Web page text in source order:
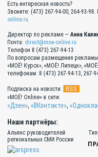
Есть интересная новость?
Звоните: (473) 267-94-00, 264-93-
online.ru
Директор по рекламе — Анна
Почта: direct@moe-online.ru
Телефон 8 (473) 267-94-13
По вопросам размещения
«МОЁ! Курск», «МОЁ! Липецк»,
телефонам: 8 (473) 267-94-13, 267-
Подписка на новости: RSS
«МОЁ! Online» в сети:
«Дзен», «ВКонтакте»,
Наши партнёры:
Альянс руководителей
региональных СМИ России